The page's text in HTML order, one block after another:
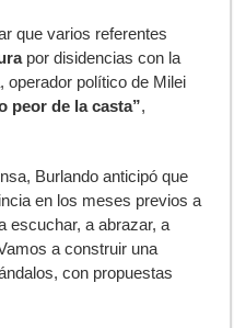
que varios referentes
por disidencias con la
operador político de Milei
peor de la casta”,
Burlando anticipó que
en los meses previos a
escuchar, a abrazar, a
a construir una
con propuestas